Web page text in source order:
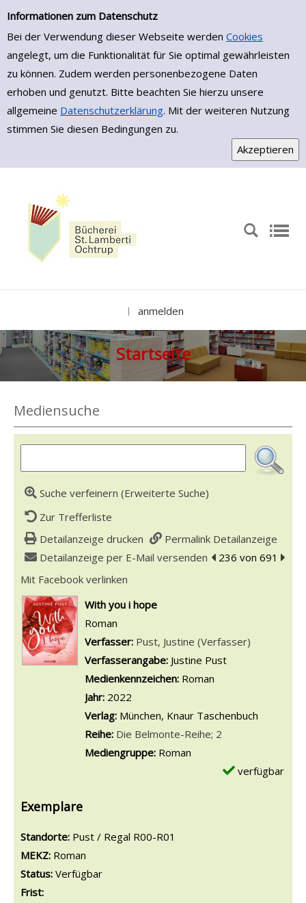
Informationen zum Datenschutz
Bei der Verwendung dieser Webseite werden Cookies
angelegt, um die Funktionalität für Sie optimal gewährleisten
zu können. Zudem werden personenbezogene Daten
erhoben und genutzt. Bitte beachten Sie hierzu unsere
allgemeine Datenschutzerklärung. Mit der weiteren Nutzung
stimmen Sie diesen Bedingungen zu.
Zur Detailanzeige springen
anmelden
Startseite
Mediensuche
Suche verfeinern (Erweiterte Suche)
Zur Trefferliste
Detailanzeige drucken
Permalink Detailanzeige
Detailanzeige per E-Mail versenden zum vorherigen
236 von 691 zum
Mit Facebook verlinken
wird in neuem Tab geöffnet
With you i hope
Roman
Verfasser: Suche nach diesem Verfasser
Pust, Justine (Verfasser)
Verfasserangabe: Justine Pust
Medienkennzeichen: Roman
Jahr: 2022
Verlag: München, Knaur Taschenbuch
Reihe: Die Belmonte-Reihe; 2
Mediengruppe: Roman
verfügbar
Exemplare
Standorte: Pust / Regal R00-R01
MEKZ: Roman
Status: Verfügbar
Frist: